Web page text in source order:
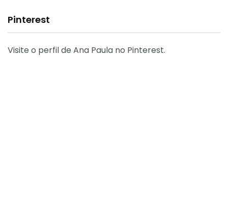
Pinterest
Visite o perfil de Ana Paula no Pinterest.